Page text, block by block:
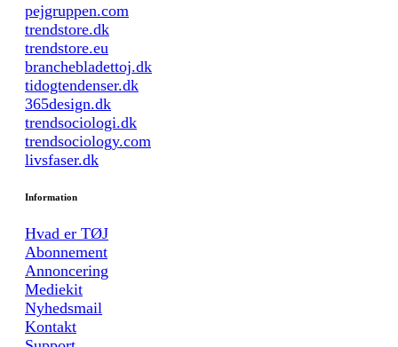
pejgruppen.com
trendstore.dk
trendstore.eu
branchebladettoj.dk
tidogtendenser.dk
365design.dk
trendsociologi.dk
trendsociology.com
livsfaser.dk
Information
Hvad er TØJ
Abonnement
Annoncering
Mediekit
Nyhedsmail
Kontakt